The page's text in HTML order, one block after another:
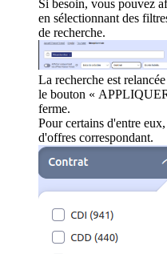
Si besoin, vous pouvez
en sélectionnant des
de recherche.
La recherche est
le bouton «
ferme.
Pour certains d'entre
d'offres correspondant.